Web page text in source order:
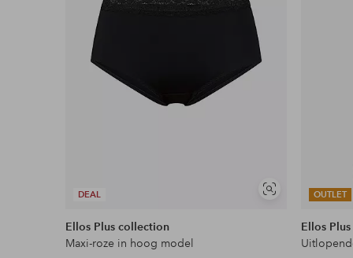
Download afbeelding in hoge resolutie
Gratis verzending
Geldt voor pakketten boven de 79 €
Nu betalen, later betalen of in termijnen
DEAL
Soortgelijke
Ellos Plus collection
Maxi-roze in hoog model
OUTLET
Ellos